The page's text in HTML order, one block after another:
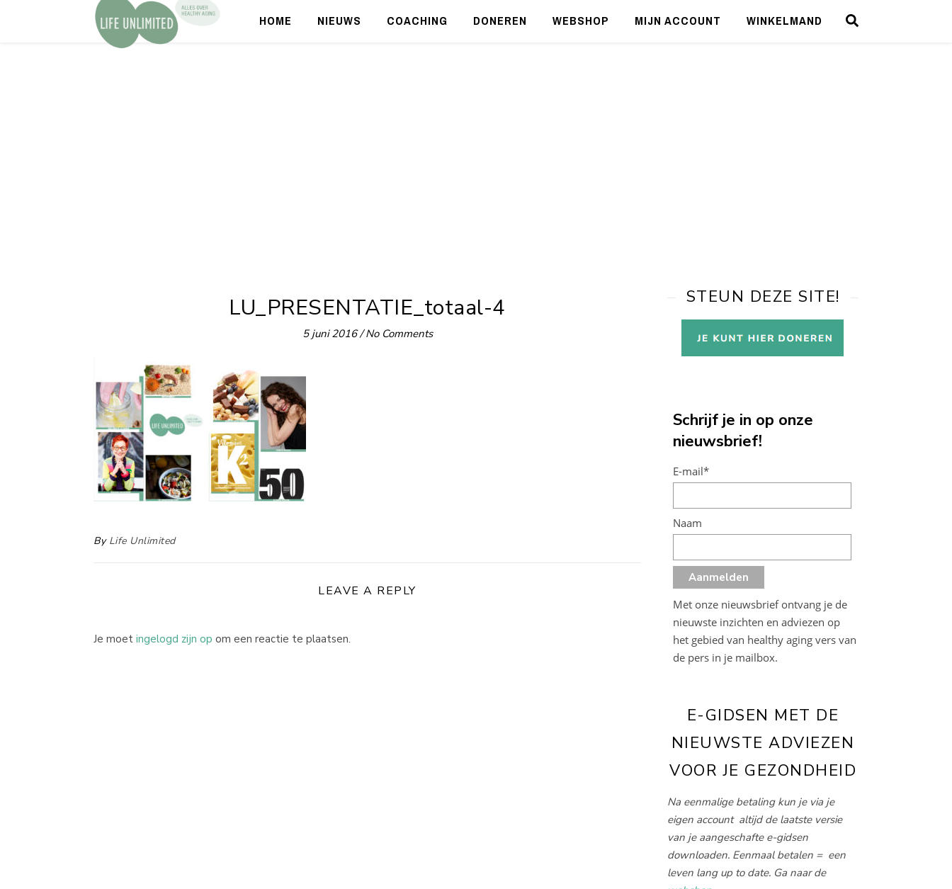
HOME NIEUWS COACHING DONEREN WEBSHOP MIJN ACCOUNT WINKELMAND
LU_PRESENTATIE_totaal-4
5 juni 2016 / No Comments
By Life Unlimited
LEAVE A REPLY
Je moet ingelogd zijn op om een reactie te plaatsen.
STEUN DEZE SITE!
Schrijf je in op onze
nieuwsbrief!
E-mail*
Naam
Met onze nieuwsbrief ontvang je de
nieuwste inzichten en adviezen op
het gebied van healthy aging vers van
de pers in je mailbox.
E-GIDSEN MET DE
NIEUWSTE ADVIEZEN
VOOR JE GEZONDHEID
Na eenmalige betaling kun je via je
eigen account altijd de laatste versie
van je aangeschafte e-gidsen
downloaden. Eenmaal betalen = een
leven lang up to date. Ga naar de